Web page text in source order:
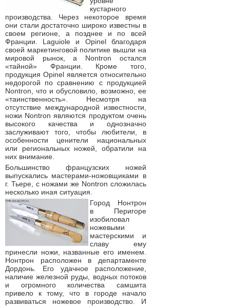
кустарного
производства. Через некоторое время
они стали достаточно широко известны в
своем регионе, а позднее и по всей
Франции. Laguiole и Opinel благодаря
своей маркетинговой политике вышли на
мировой рынок, а Nontron остался
«тайной» Франции. Кроме того,
продукция Opinel является относительно
недорогой по сравнению с продукцией
Nontron, что и обусловило, возможно, ее
«таинственность». Несмотря на
отсутствие международной известности,
ножи Nontron являются продуктом очень
высокого качества и однозначно
заслуживают того, чтобы любители, в
особенности ценители национальных
или региональных ножей, обратили на
них внимание.
Большинство французских ножей
выпускались мастерами-ножовщиками в
г. Тьере, с ножами же Nontron сложилась
несколько иная ситуация.
Город Нонтрон
в Перигоре
изобиловал
ножевыми
мастерскими и
славу ему
принесли ножи, названные его именем.
Нонтрон расположен в департаменте
Дордонь. Его удачное расположение,
наличие железной руды, водных потоков
и огромного количества самшита
привело к тому, что в городе начало
развиваться ножевое производство. И